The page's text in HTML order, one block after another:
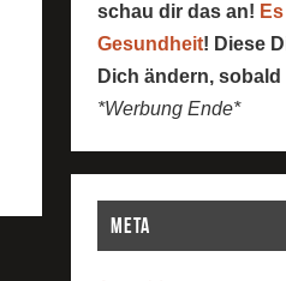
schau dir das an!
Gesundheit! Diese
Dich ändern,
*Werbung Ende*
Meta